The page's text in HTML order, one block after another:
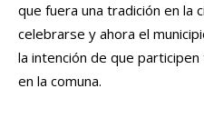
que fuera una tradición en la
celebrarse y ahora el
la intención de que
en la comuna.